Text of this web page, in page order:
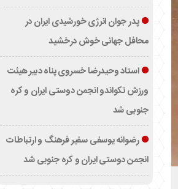
پدر جوان انرژی خورشیدی ایران در
محافل جهانی خوش درخشید
استاد وحیدرضا خسروی پناه دبیر هیئت
ورزش تکواندو انجمن دوستی ایران و کره
جنوبی شد
رضوانه یوسفی سفیر فرهنگ و ارتباطات
انجمن دوستی ایران و کره جنوبی شد